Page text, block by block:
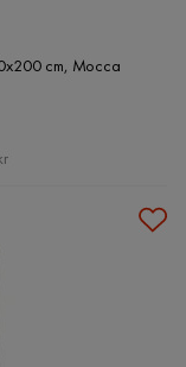
cm, Mocca